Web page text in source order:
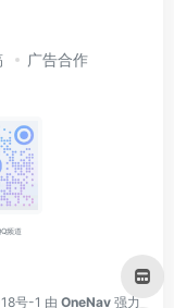
广告合作
频道
号-1 由 OneNav 强力